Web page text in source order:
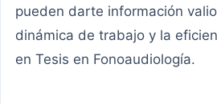
pueden darte información
dinámica de trabajo y la
en Tesis en Fonoaudiología.